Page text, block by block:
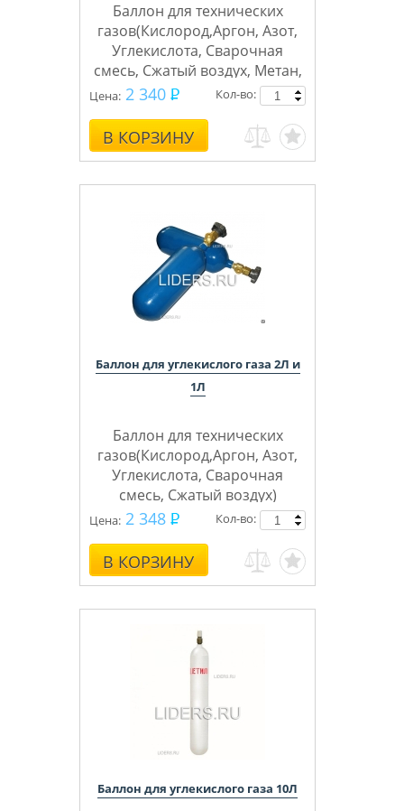
Баллон для технических
газов(Кислород,Аргон, Азот,
Углекислота, Сварочная
смесь, Сжатый воздух, Метан,
Пропан, Водород, Гелий,
Бренд баллонов ТГС
Цена: 2 340
В КОРЗИНУ
Кол-во:
Баллон для углекислого газа 2Л и
1Л
Баллон для технических
газов(Кислород,Аргон, Азот,
Углекислота, Сварочная
смесь, Сжатый воздух)
ТГС
Цена: 2 348
В КОРЗИНУ
Кол-во:
Баллон для углекислого газа 10Л